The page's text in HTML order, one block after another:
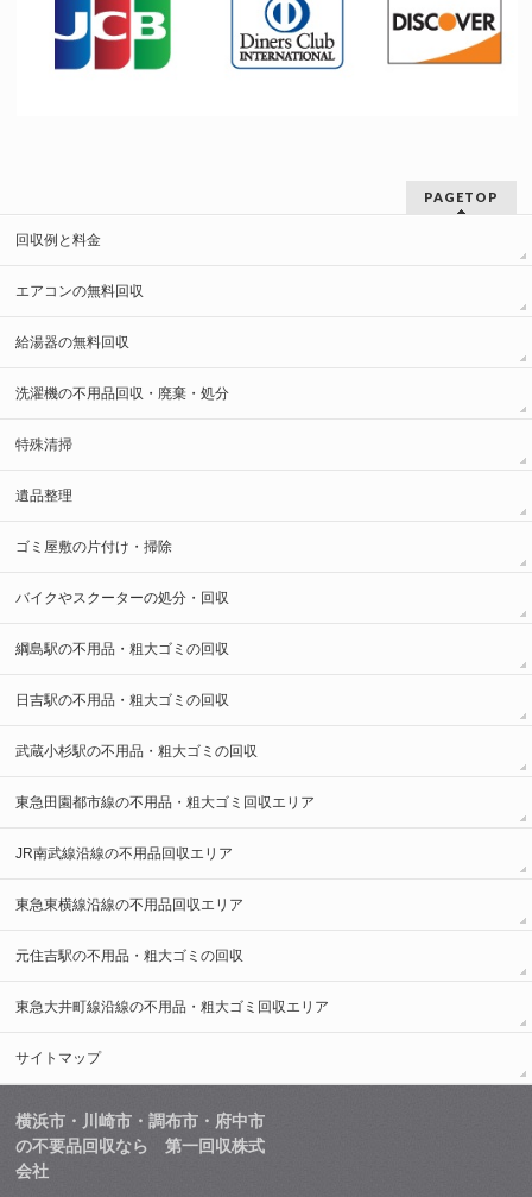
PAGETOP
回収例と料金
エアコンの無料回収
給湯器の無料回収
洗濯機の不用品回収・廃棄・処分
特殊清掃
遺品整理
ゴミ屋敷の片付け・掃除
バイクやスクーターの処分・回収
綱島駅の不用品・粗大ゴミの回収
日吉駅の不用品・粗大ゴミの回収
武蔵小杉駅の不用品・粗大ゴミの回収
東急田園都市線の不用品・粗大ゴミ回収エリア
JR南武線沿線の不用品回収エリア
東急東横線沿線の不用品回収エリア
元住吉駅の不用品・粗大ゴミの回収
東急大井町線沿線の不用品・粗大ゴミ回収エリア
サイトマップ
横浜市・川崎市・調布市・府中市
の不要品回収なら 第一回収株式
会社